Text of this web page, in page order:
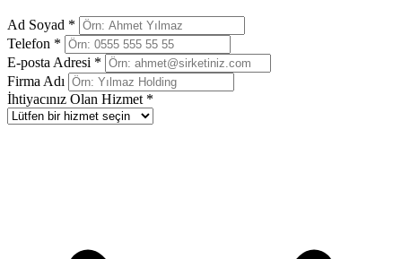
Ad Soyad *
Telefon *
E-posta Adresi *
Firma Adı
İhtiyacınız Olan Hizmet *